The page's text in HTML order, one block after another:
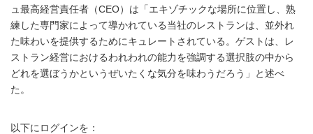
ュ最高経営責任者（CEO）は「エキゾチックな場所に位置し、熟
練した専門家によって導かれている当社のレストランは、並外れ
た味わいを提供するためにキュレートされている。ゲストは、レ
ストラン経営におけるわれわれの能力を強調する選択肢の中から
どれを選ぼうかというぜいたくな気分を味わうだろう」と述べ
た。
以下にログインを：